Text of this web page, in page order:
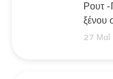
Ρουτ -
ξένου
27 Μαΐ